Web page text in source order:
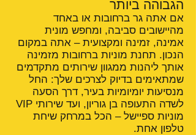
הגבוהה ביותר
אם אתה גר ברחובות או באחד
מהיישובים סביבה, ומחפש מונית
אמינה, זמינה ומקצועית – אתה במקום
הנכון. תחנת מוניות ברחובות מזמינה
אותך ליהנות ממגוון שירותים מתקדמים
שמתאימים בדיוק לצרכים שלך: החל
מנסיעות יומיומיות בעיר, דרך הסעה
לשדה התעופה בן גוריון, ועד שירותי VIP
מוניות ספיישל – הכל במרחק שיחת
טלפון אחת.